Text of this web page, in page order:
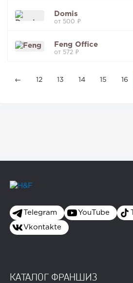
Domis
от 500 ₽
Feng Office
от 572 ₽
← 12 13 14 15 16
Telegram YouTube
Vkontakte
КАТАЛОГ ФРАНШИЗ